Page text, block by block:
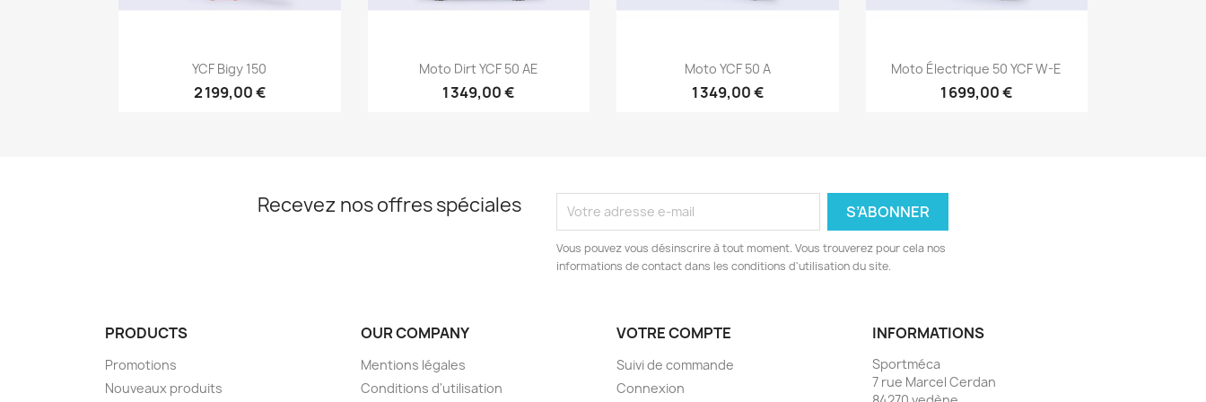
Aperçu rapide
YCF Bigy 150
2 199,00 €
Aperçu rapide
Moto Dirt YCF 50 AE
1 349,00 €
Aperçu rapide
Moto YCF 50 A
1 349,00 €
Aperçu rapide
Moto Électrique 50 YCF W-E
1 699,00 €
Recevez nos offres spéciales
Vous pouvez vous désinscrire à tout moment. Vous trouverez pour cela nos
informations de contact dans les conditions d'utilisation du site.
PRODUCTS
Promotions
Nouveaux produits
OUR COMPANY
Mentions légales
Conditions d'utilisation
VOTRE COMPTE
Suivi de commande
Connexion
INFORMATIONS
Sportméca
7 rue Marcel Cerdan